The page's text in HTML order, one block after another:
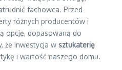
fachowca. Przed
różnych producentów i
opcję, dopasowaną do
że inwestycja w sztukaterię
i wartość naszego domu.